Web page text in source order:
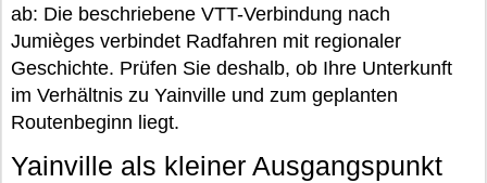
ab: Die beschriebene VTT-Verbindung nach
Jumièges verbindet Radfahren mit regionaler
Geschichte. Prüfen Sie deshalb, ob Ihre Unterkunft
im Verhältnis zu Yainville und zum geplanten
Routenbeginn liegt.
Yainville als kleiner Ausgangspunkt